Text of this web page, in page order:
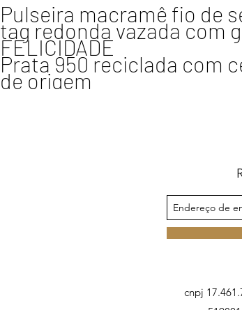
Pulseira macramê fio de
tag redonda vazada com
FELICIDADE
Prata 950 reciclada com
de origem
cnpj